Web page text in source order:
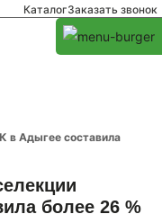
КаталогЗаказать звонок
в Адыгее составила
более 26 %